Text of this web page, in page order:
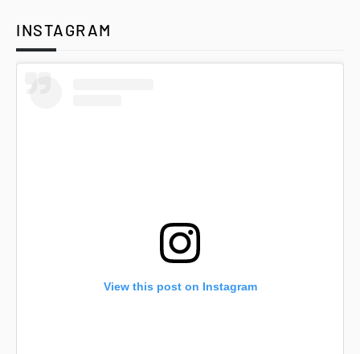
INSTAGRAM
View this post on Instagram